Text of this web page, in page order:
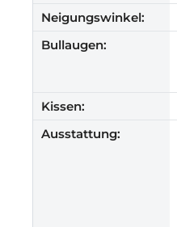
Neigungswinkel:
Bullaugen:
Kissen:
Ausstattung: